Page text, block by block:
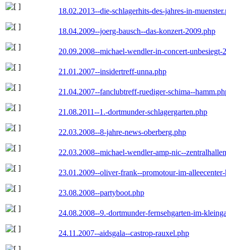
18.02.2013--die-schlagerhits-des-jahres-in-
18.04.2009--joerg-bausch--das-konzert-2009.php
20.09.2008--michael-wendler-in-concert-unbesiegt-
21.01.2007--insidertreff-unna.php
21.04.2007--fanclubtreff-ruediger-schima--
21.08.2011--1.-dortmunder-schlagergarten.php
22.03.2008--8-jahre-news-oberberg.php
22.03.2008--michael-wendler-amp-nic--
23.01.2009--oliver-frank--promotour-im-
23.08.2008--partyboot.php
24.08.2008--9.-dortmunder-fernsehgarten-im-
24.11.2007--aidsgala--castrop-rauxel.php